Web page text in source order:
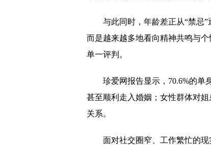
与此同时，年龄差正从“禁忌”
而是越来越多地看向精神共鸣与
单一评判。
珍爱网报告显示，70.6%的单
甚至顺利走入婚姻；女性群体对
关系。
面对社交圈窄、工作繁忙的